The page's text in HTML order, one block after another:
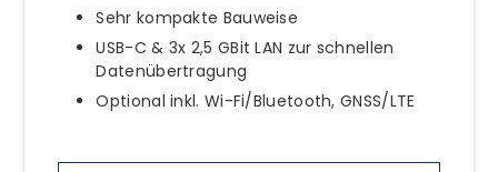
Sehr kompakte Bauweise
USB-C & 3x 2,5 GBit LAN zur schnellen
Datenübertragung
Optional inkl. Wi-Fi/Bluetooth, GNSS/LTE